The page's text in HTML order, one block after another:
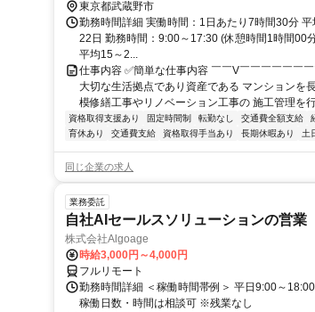
東京都武蔵野市
勤務時間詳細 実働時間：1日あたり7時間30分
22日 勤務時間：9:00～17:30 (休憩時間1時間00
平均15～2...
仕事内容 ✅簡単な仕事内容 ￣￣V￣￣￣￣￣￣
大切な生活拠点であり資産である マンションを
模修繕工事やリノベーション工事の 施工管理を
資格取得支援あり 固定時間制 転勤なし 交通費全額支給
育休あり
交通費支給 資格取得手当あり 長期休暇あり 土
同じ企業の求人
業務委託
自社AIセールスソリューションの営業
株式会社Algoage
時給3,000円～4,000円
フルリモート
勤務時間詳細 ＜稼働時間帯例＞ 平日9:00～
稼働日数・時間は相談可 ※残業なし